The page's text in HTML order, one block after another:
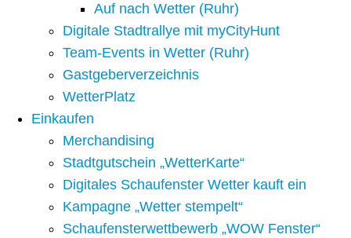
Auf nach Wetter (Ruhr)
Digitale Stadtrallye mit myCityHunt
Team-Events in Wetter (Ruhr)
Gastgeberverzeichnis
WetterPlatz
Einkaufen
Merchandising
Stadtgutschein „WetterKarte“
Digitales Schaufenster Wetter kauft ein
Kampagne „Wetter stempelt“
Schaufensterwettbewerb „WOW Fenster“